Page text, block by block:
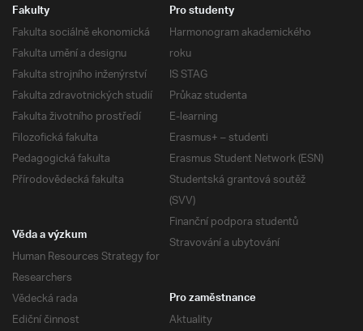
Fakulty
Fakulta sociálně ekonomická
Fakulta umění a designu
Fakulta strojního inženýrství
Fakulta zdravotnických studií
Fakulta životního prostředí
Filozofická fakulta
Pedagogická fakulta
Přírodovědecká fakulta
Pro studenty
Harmonogram akademického
roku
IS STAG
Průkaz studenta
E-learning
Erasmus+ – studenti
Erasmus Student Network (ESN)
Studentská grantová soutěž
(SVV)
Finanční podpora studentů
Stravování a ubytování
Věda a výzkum
Human Resources Strategy for
Researchers
Vědecká rada
Ediční činnost
Pro zaměstnance
Aktuality